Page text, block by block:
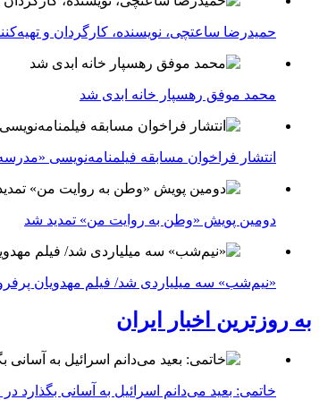
حمیدرضا ساعتچی، نویسنده، کارگردان و
محمد موفق رهسپار خانه ابدی شد
انتشار فراخوان مسابقه فیلمنامه‌نویسی
دومین پویش «وطن به روایت من» تمدید شد
«نیم‌شب» سه میلیاردی شد/ فیلم مهدویان
به روزترین اخبار ایران
خاتمی: بعید می‌دانم اسرائیل به آسانی بگذارد